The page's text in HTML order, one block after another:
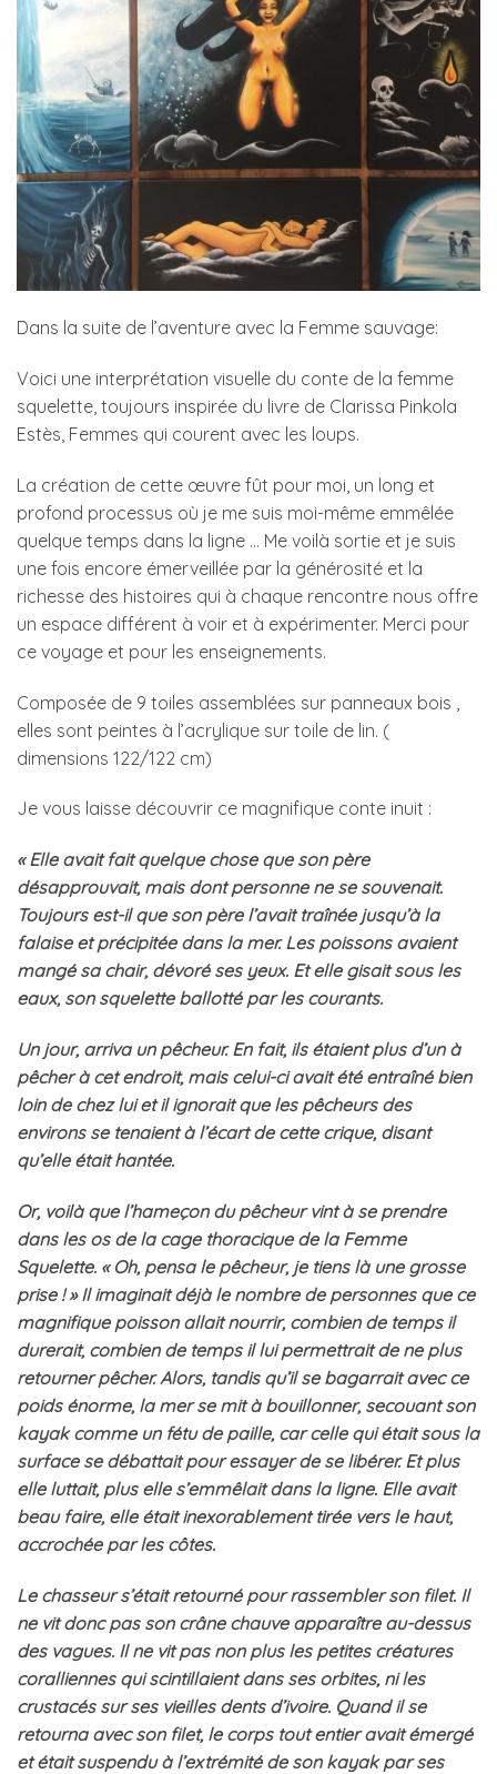
Dans la suite de l’aventure avec la Femme sauvage:
Voici une interprétation visuelle du conte de la femme
squelette, toujours inspirée du livre de Clarissa Pinkola
Estès, Femmes qui courent avec les loups.
La création de cette œuvre fût pour moi, un long et
profond processus où je me suis moi-même emmêlée
quelque temps dans la ligne … Me voilà sortie et je suis
une fois encore émerveillée par la générosité et la
richesse des histoires qui à chaque rencontre nous offre
un espace différent à voir et à expérimenter. Merci pour
ce voyage et pour les enseignements.
Composée de 9 toiles assemblées sur panneaux bois ,
elles sont peintes à l’acrylique sur toile de lin. (
dimensions 122/122 cm)
Je vous laisse découvrir ce magnifique conte inuit :
« Elle avait fait quelque chose que son père
désapprouvait, mais dont personne ne se souvenait.
Toujours est-il que son père l’avait traînée jusqu’à la
falaise et précipitée dans la mer. Les poissons avaient
mangé sa chair, dévoré ses yeux. Et elle gisait sous les
eaux, son squelette ballotté par les courants.
Un jour, arriva un pêcheur. En fait, ils étaient plus d’un à
pêcher à cet endroit, mais celui-ci avait été entraîné bien
loin de chez lui et il ignorait que les pêcheurs des
environs se tenaient à l’écart de cette crique, disant
qu’elle était hantée.
Or, voilà que l’hameçon du pêcheur vint à se prendre
dans les os de la cage thoracique de la Femme
Squelette. « Oh, pensa le pêcheur, je tiens là une grosse
prise ! » Il imaginait déjà le nombre de personnes que ce
magnifique poisson allait nourrir, combien de temps il
durerait, combien de temps il lui permettrait de ne plus
retourner pêcher. Alors, tandis qu’il se bagarrait avec ce
poids énorme, la mer se mit à bouillonner, secouant son
kayak comme un fétu de paille, car celle qui était sous la
surface se débattait pour essayer de se libérer. Et plus
elle luttait, plus elle s’emmêlait dans la ligne. Elle avait
beau faire, elle était inexorablement tirée vers le haut,
accrochée par les côtes.
Le chasseur s’était retourné pour rassembler son filet. Il
ne vit donc pas son crâne chauve apparaître au-dessus
des vagues. Il ne vit pas non plus les petites créatures
coralliennes qui scintillaient dans ses orbites, ni les
crustacés sur ses vieilles dents d’ivoire. Quand il se
retourna avec son filet, le corps tout entier avait émergé
et était suspendu à l’extrémité de son kayak par ses